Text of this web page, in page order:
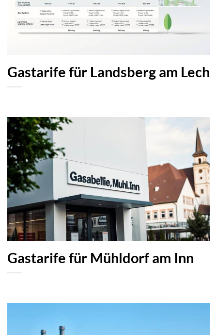
Gastarife für Landsberg am Lech
Gastarife für Mühldorf am Inn